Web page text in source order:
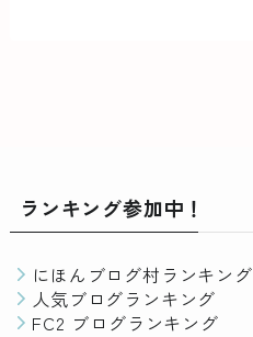
ランキング参加中！
にほんブログ村ランキング
人気ブログランキング
FC2 ブログランキング